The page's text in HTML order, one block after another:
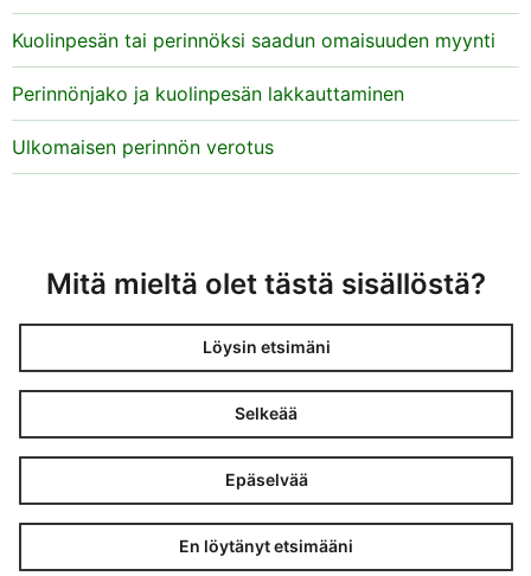
Kuolinpesän tai perinnöksi saadun omaisuuden myynti
Perinnönjako ja kuolinpesän lakkauttaminen
Ulkomaisen perinnön verotus
Mitä mieltä olet tästä sisällöstä?
Löysin etsimäni
Selkeää
Epäselvää
En löytänyt etsimääni